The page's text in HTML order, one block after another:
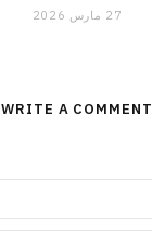
27 مارس 2026
WRITE A COMMENT